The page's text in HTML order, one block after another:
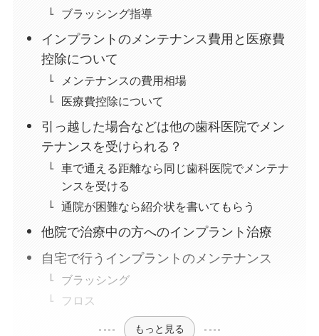
ブラッシング指導
インプラントのメンテナンス費用と医療費
控除について
メンテナンスの費用相場
医療費控除について
引っ越した場合などは他の歯科医院でメン
テナンスを受けられる？
車で通える距離なら同じ歯科医院でメンテナ
ンスを受ける
通院が困難なら紹介状を書いてもらう
他院で治療中の方へのインプラント治療
自宅で行うインプラントのメンテナンス
ブラッシング
フロス
もっと見る